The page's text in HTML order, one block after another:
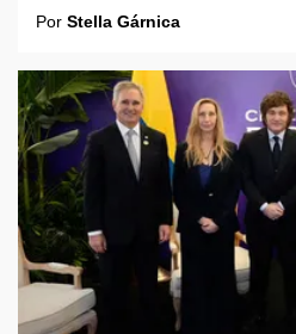
Por Stella Gárnica